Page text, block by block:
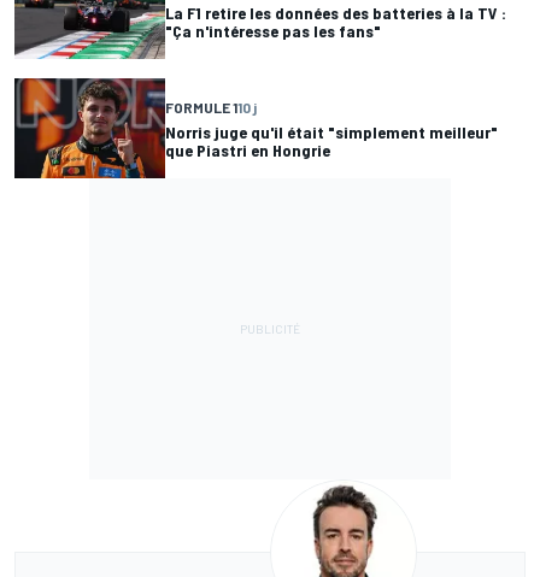
La F1 retire les données des batteries à la TV :
"Ça n'intéresse pas les fans"
FORMULE 110 j
Norris juge qu'il était "simplement meilleur"
que Piastri en Hongrie